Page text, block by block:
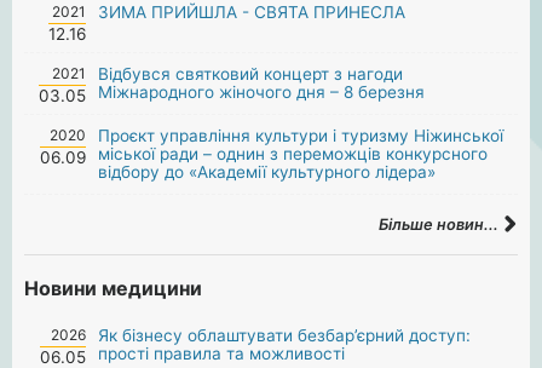
2021
12.16
ЗИМА ПРИЙШЛА - СВЯТА ПРИНЕСЛА
2021
03.05
Відбувся святковий концерт з нагоди
Міжнародного жіночого дня – 8 березня
2020
06.09
Проєкт управління культури і туризму Ніжинської
міської ради – однин з переможців конкурсного
відбору до «Академії культурного лідера»
Більше новин...
Новини медицини
2026
06.05
Як бізнесу облаштувати безбар’єрний доступ:
прості правила та можливості